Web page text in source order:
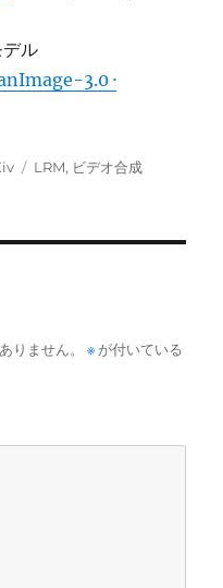
ル
3.0 ·
タ
LRM, ビデオ合成
りません。 ※ が付いている